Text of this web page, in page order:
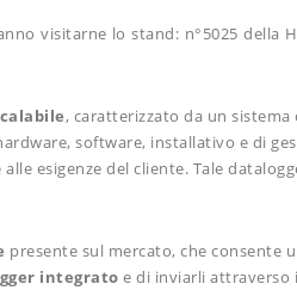
visitarne lo stand: n°5025 della
, caratterizzato da un sistema
software, installativo e di
esigenze del cliente. Tale
presente sul mercato, che consente
integrato e di inviarli attraverso